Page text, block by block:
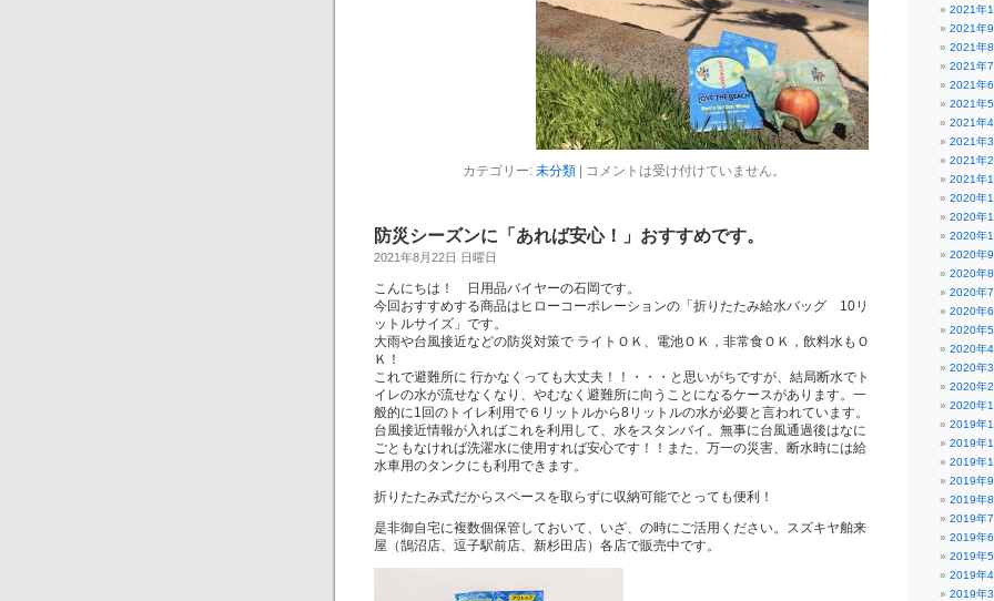
カテゴリー: 未分類| コメントは受け付けていません。
防災シーズンに「あれば安心！」おすすめです。
2021年8月22日 日曜日
こんにちは！ 日用品バイヤーの石岡です。
今回おすすめする商品はヒローコーポレーションの「折りたたみ給水バッグ 10リ
ットルサイズ」です。
大雨や台風接近などの防災対策で ライトＯＫ、電池ＯＫ，非常食ＯＫ，飲料水もＯ
Ｋ！
これで避難所に 行かなくっても大丈夫！！・・・と思いがちですが、結局断水でト
イレの水が流せなくなり、やむなく避難所に向うことになるケースがあります。一
般的に1回のトイレ利用で６リットルから8リットルの水が必要と言われています。
台風接近情報が入ればこれを利用して、水をスタンバイ。無事に台風通過後はなに
ごともなければ洗濯水に使用すれば安心です！！また、万一の災害、断水時には給
水車用のタンクにも利用できます。
折りたたみ式だからスペースを取らずに収納可能でとっても便利！
是非御自宅に複数個保管しておいて、いざ、の時にご活用ください。スズキヤ舶来
屋（鵠沼店、逗子駅前店、新杉田店）各店で販売中です。
2021年
2021年9
2021年8
2021年7
2021年6
2021年5
2021年4
2021年3
2021年2
2021年1
2020年
2020年
2020年
2020年9
2020年8
2020年7
2020年6
2020年5
2020年4
2020年3
2020年2
2020年1
2019年
2019年
2019年
2019年9
2019年8
2019年7
2019年6
2019年5
2019年4
2019年3